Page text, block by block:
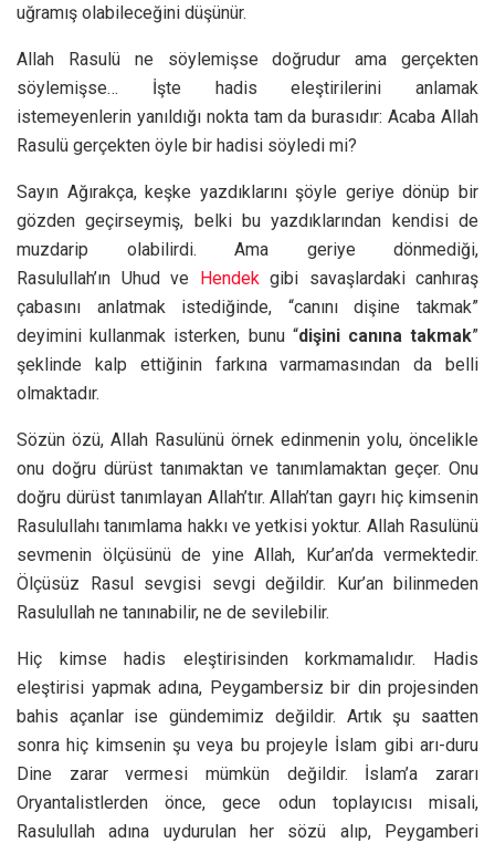
uğramış olabileceğini düşünür.
Allah Rasulü ne söylemişse doğrudur ama gerçekten
söylemişse… İşte hadis eleştirilerini anlamak
istemeyenlerin yanıldığı nokta tam da burasıdır: Acaba Allah
Rasulü gerçekten öyle bir hadisi söyledi mi?
Sayın Ağırakça, keşke yazdıklarını şöyle geriye dönüp bir
gözden geçirseymiş, belki bu yazdıklarından kendisi de
muzdarip olabilirdi. Ama geriye dönmediği,
Rasulullah’ın Uhud ve Hendekgibi savaşlardaki canhıraş
çabasını anlatmak istediğinde, “canını dişine takmak”
deyimini kullanmak isterken, bunu “dişini canına takmak”
şeklinde kalp ettiğinin farkına varmamasından da belli
olmaktadır.
Sözün özü, Allah Rasulünü örnek edinmenin yolu, öncelikle
onu doğru dürüst tanımaktan ve tanımlamaktan geçer. Onu
doğru dürüst tanımlayan Allah’tır. Allah’tan gayrı hiç kimsenin
Rasulullahı tanımlama hakkı ve yetkisi yoktur. Allah Rasulünü
sevmenin ölçüsünü de yine Allah, Kur’an’da vermektedir.
Ölçüsüz Rasul sevgisi sevgi değildir. Kur’an bilinmeden
Rasulullah ne tanınabilir, ne de sevilebilir.
Hiç kimse hadis eleştirisinden korkmamalıdır. Hadis
eleştirisi yapmak adına, Peygambersiz bir din projesinden
bahis açanlar ise gündemimiz değildir. Artık şu saatten
sonra hiç kimsenin şu veya bu projeyle İslam gibi arı-duru
Dine zarar vermesi mümkün değildir. İslam’a zararı
Oryantalistlerden önce, gece odun toplayıcısı misali,
Rasulullah adına uydurulan her sözü alıp, Peygamberi